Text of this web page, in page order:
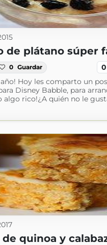
de plátano súper
0 Guardar 0
Hoy les comparto un
Disney Babble, para
algo rico!¿A quién no le
quinoa y